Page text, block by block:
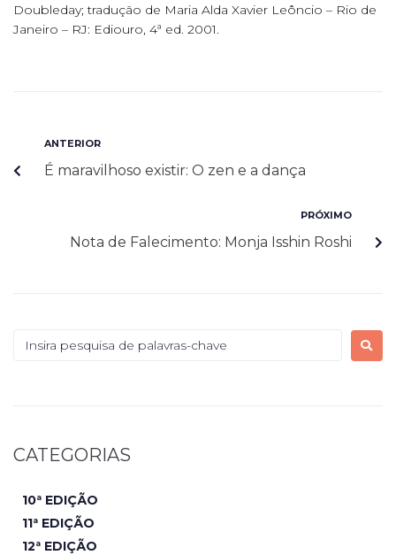
Doubleday; tradução de Maria Alda Xavier Leôncio – Rio de
Janeiro – RJ: Ediouro, 4ª ed. 2001.
ANTERIOR
É maravilhoso existir: O zen e a dança
PRÓXIMO
Nota de Falecimento: Monja Isshin Roshi
CATEGORIAS
10ª EDIÇÃO
11ª EDIÇÃO
12ª EDIÇÃO